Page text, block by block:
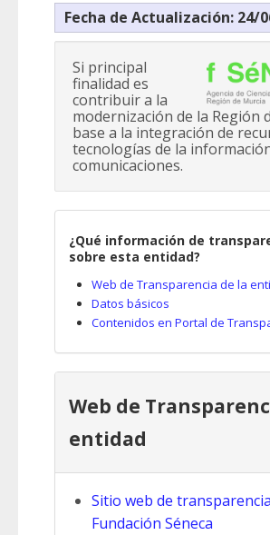
Fecha de Actualización: 24/
Si principal
finalidad es
contribuir a la
modernización de la Región
base a la integración de
tecnologías de la
comunicaciones.
¿Qué información de
sobre esta entidad?
Web de Transparencia de la
Datos básicos
Contenidos en Portal de
Web de
entidad
Sitio web de
Fundación Séneca